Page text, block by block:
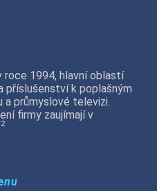
roce 1994, hlavní oblastí
příslušenství k poplašným
průmyslové televizi.
firmy zaujímají v
2